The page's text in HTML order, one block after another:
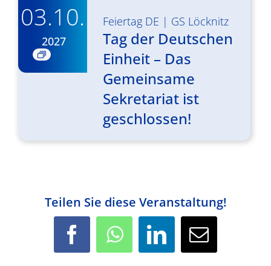
03.10.
2027
Feiertag DE | GS Löcknitz
Tag der Deutschen
Einheit – Das
Gemeinsame
Sekretariat ist
geschlossen!
Teilen Sie diese Veranstaltung!
Facebook WhatsApp LinkedIn
E-